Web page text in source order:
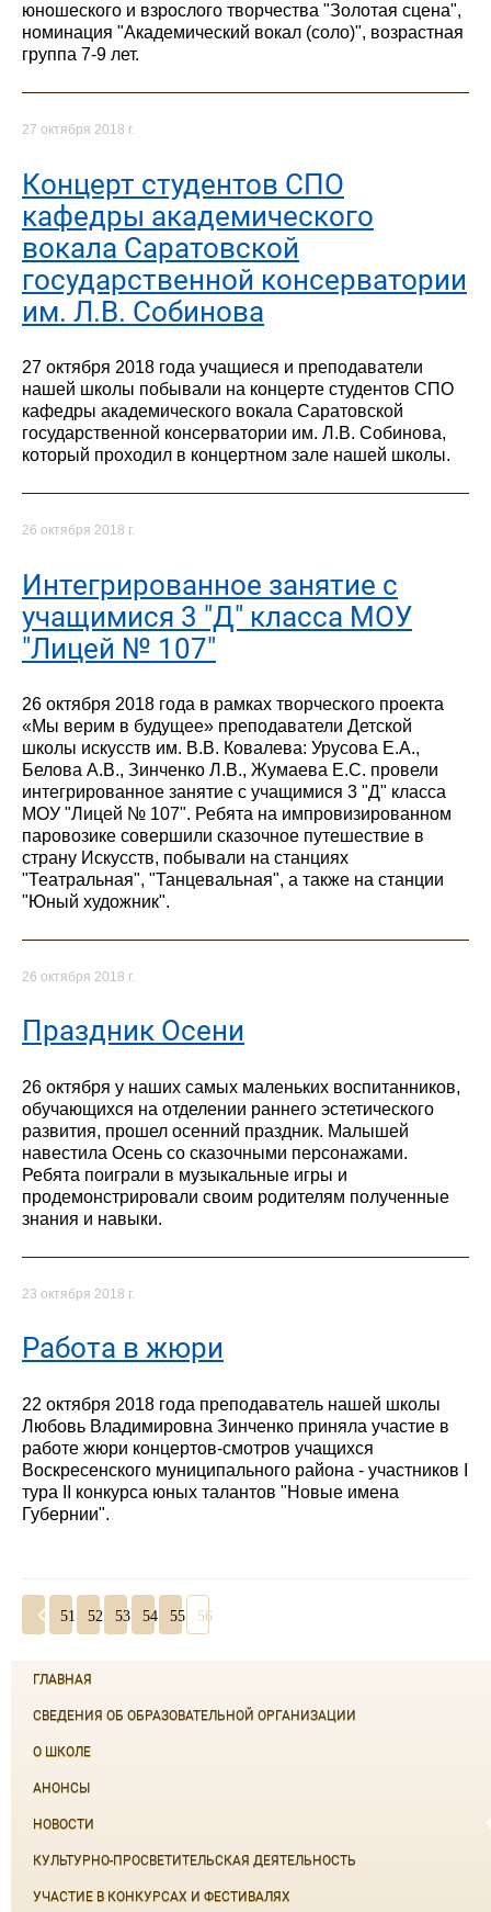
юношеского и взрослого творчества "Золотая сцена",
номинация "Академический вокал (соло)", возрастная
группа 7-9 лет.
27 октября 2018 г.
Концерт студентов СПО
кафедры академического
вокала Саратовской
государственной консерватории
им. Л.В. Собинова
27 октября 2018 года учащиеся и преподаватели
нашей школы побывали на концерте студентов СПО
кафедры академического вокала Саратовской
государственной консерватории им. Л.В. Собинова,
который проходил в концертном зале нашей школы.
26 октября 2018 г.
Интегрированное занятие с
учащимися 3 "Д" класса МОУ
"Лицей № 107"
26 октября 2018 года в рамках творческого проекта
«Мы верим в будущее» преподаватели Детской
школы искусств им. В.В. Ковалева: Урусова Е.А.,
Белова А.В., Зинченко Л.В., Жумаева Е.С. провели
интегрированное занятие с учащимися 3 "Д" класса
МОУ "Лицей № 107". Ребята на импровизированном
паровозике совершили сказочное путешествие в
страну Искусств, побывали на станциях
"Театральная", "Танцевальная", а также на станции
"Юный художник".
26 октября 2018 г.
Праздник Осени
26 октября у наших самых маленьких воспитанников,
обучающихся на отделении раннего эстетического
развития, прошел осенний праздник. Малышей
навестила Осень со сказочными персонажами.
Ребята поиграли в музыкальные игры и
продемонстрировали своим родителям полученные
знания и навыки.
23 октября 2018 г.
Работа в жюри
22 октября 2018 года преподаватель нашей школы
Любовь Владимировна Зинченко приняла участие в
работе жюри концертов-смотров учащихся
Воскресенского муниципального района - участников I
тура II конкурса юных талантов "Новые имена
Губернии".
51 52 53 54 55 56
ГЛАВНАЯ
СВЕДЕНИЯ ОБ ОБРАЗОВАТЕЛЬНОЙ ОРГАНИЗАЦИИ
О ШКОЛЕ
АНОНСЫ
НОВОСТИ
КУЛЬТУРНО-ПРОСВЕТИТЕЛЬСКАЯ ДЕЯТЕЛЬНОСТЬ
УЧАСТИЕ В КОНКУРСАХ И ФЕСТИВАЛЯХ